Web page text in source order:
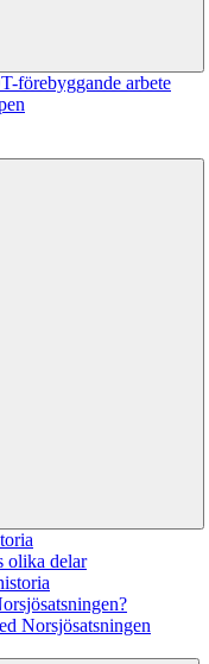
förebyggande arbete
olika delar
Norsjösatsningen